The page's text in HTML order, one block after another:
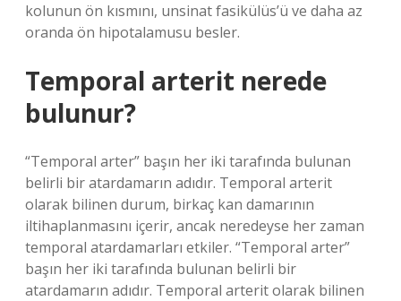
kolunun ön kısmını, unsinat fasikülüs’ü ve daha az
oranda ön hipotalamusu besler.
Temporal arterit nerede
bulunur?
“Temporal arter” başın her iki tarafında bulunan
belirli bir atardamarın adıdır. Temporal arterit
olarak bilinen durum, birkaç kan damarının
iltihaplanmasını içerir, ancak neredeyse her zaman
temporal atardamarları etkiler. “Temporal arter”
başın her iki tarafında bulunan belirli bir
atardamarın adıdır. Temporal arterit olarak bilinen